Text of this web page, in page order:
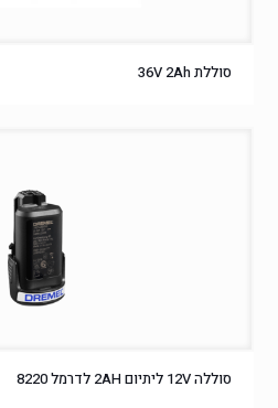
סוללת 36V 2Ah
סוללה 12V ליתיום 2AH לדרמל 8220